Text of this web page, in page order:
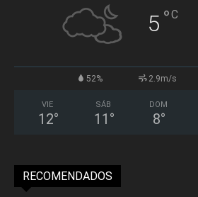
5 °C
52% 2.9m/s
VIE
12°
SÁB
11 °
DOM
8°
RECOMENDADOS